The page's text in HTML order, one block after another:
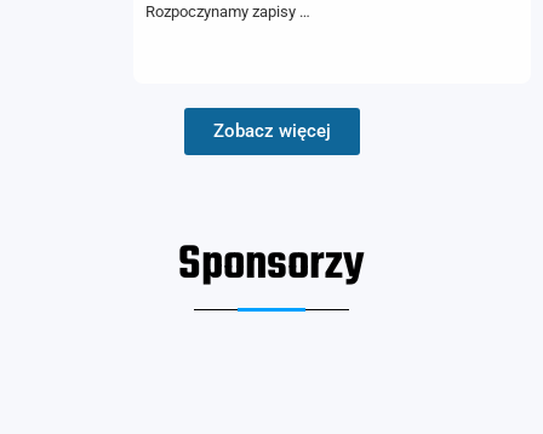
Rozpoczynamy zapisy …
Zobacz więcej
Sponsorzy